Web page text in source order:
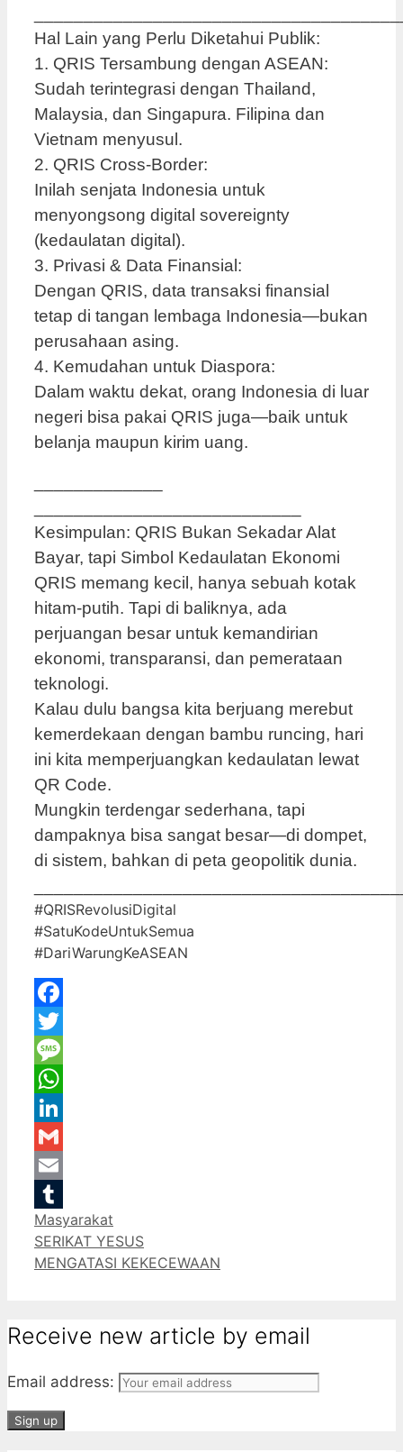
Hal Lain yang Perlu Diketahui Publik:
1. QRIS Tersambung dengan ASEAN:
Sudah terintegrasi dengan Thailand,
Malaysia, dan Singapura. Filipina dan
Vietnam menyusul.
2. QRIS Cross-Border:
Inilah senjata Indonesia untuk
menyongsong digital sovereignty
(kedaulatan digital).
3. Privasi & Data Finansial:
Dengan QRIS, data transaksi finansial
tetap di tangan lembaga Indonesia—bukan
perusahaan asing.
4. Kemudahan untuk Diaspora:
Dalam waktu dekat, orang Indonesia di luar
negeri bisa pakai QRIS juga—baik untuk
belanja maupun kirim uang.
Kesimpulan: QRIS Bukan Sekadar Alat
Bayar, tapi Simbol Kedaulatan Ekonomi
QRIS memang kecil, hanya sebuah kotak
hitam-putih. Tapi di baliknya, ada
perjuangan besar untuk kemandirian
ekonomi, transparansi, dan pemerataan
teknologi.
Kalau dulu bangsa kita berjuang merebut
kemerdekaan dengan bambu runcing, hari
ini kita memperjuangkan kedaulatan lewat
QR Code.
Mungkin terdengar sederhana, tapi
dampaknya bisa sangat besar—di dompet,
di sistem, bahkan di peta geopolitik dunia.
#QRISRevolusiDigital
#SatuKodeUntukSemua
#DariWarungKeASEAN
Facebook
Twitter
Message
WhatsApp
LinkedIn
Gmail
Email
Tumblr
Categories
Masyarakat
SERIKAT YESUS
MENGATASI KEKECEWAAN
Receive new article by email
Email address: